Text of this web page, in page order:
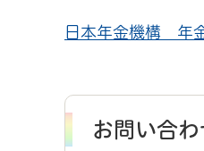
日本年金機構 年
お問い合わ